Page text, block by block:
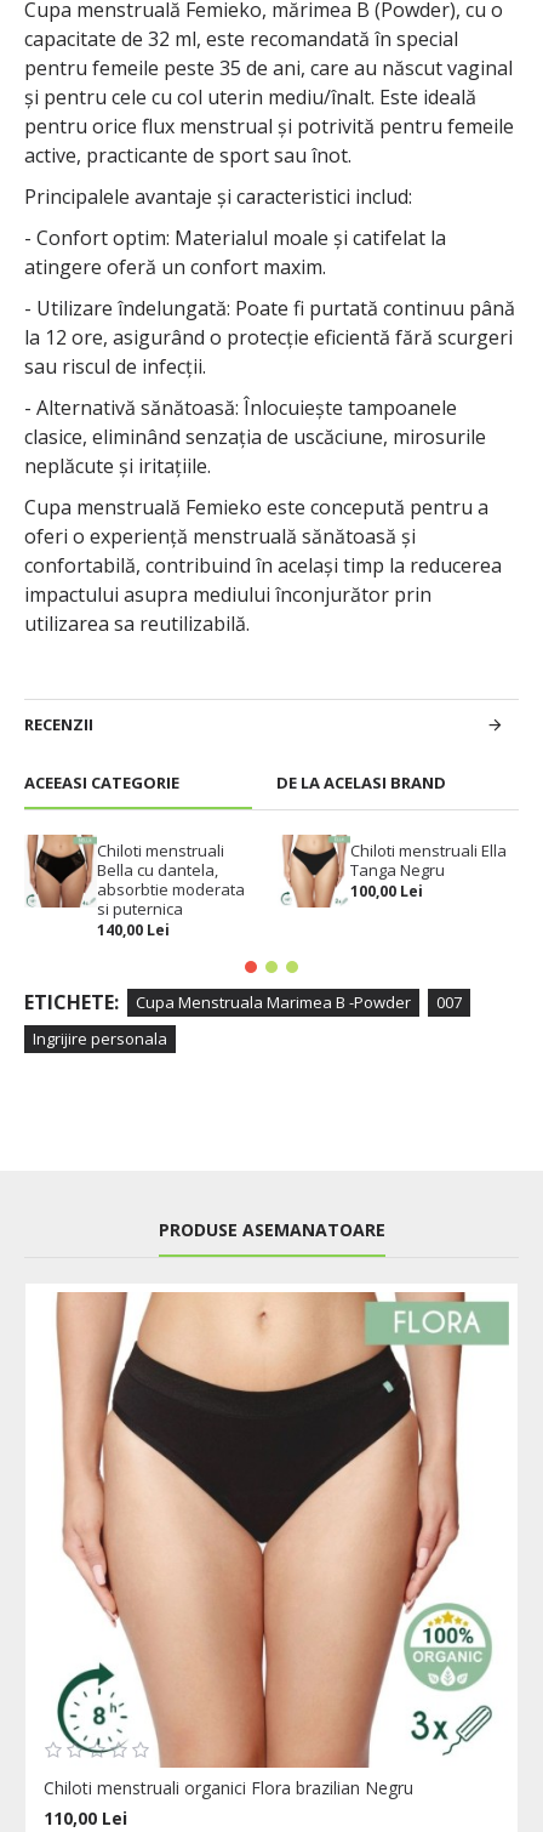
ACEEASI CATEGORIE DE LA ACELASI BRAND
Chiloti menstruali
Bella cu dantela,
absorbtie moderata
si puternica
140,00 Lei
Chiloti menstruali Ella
Tanga Negru
100,00 Lei
Cupa menstruală Femieko, mărimea B (Powder), cu o
capacitate de 32 ml, este recomandată în special
pentru femeile peste 35 de ani, care au născut vaginal
și pentru cele cu col uterin mediu/înalt. Este ideală
pentru orice flux menstrual și potrivită pentru femeile
active, practicante de sport sau înot.
Principalele avantaje și caracteristici includ:
- Confort optim: Materialul moale și catifelat la
atingere oferă un confort maxim.
- Utilizare îndelungată: Poate fi purtată continuu până
la 12 ore, asigurând o protecție eficientă fără scurgeri
sau riscul de infecții.
- Alternativă sănătoasă: Înlocuiește tampoanele
clasice, eliminând senzația de uscăciune, mirosurile
neplăcute și iritațiile.
Cupa menstruală Femieko este concepută pentru a
oferi o experiență menstruală sănătoasă și
confortabilă, contribuind în același timp la reducerea
impactului asupra mediului înconjurător prin
utilizarea sa reutilizabilă.
RECENZII
ETICHETE: Cupa Menstruala Marimea B -Powder
007
Ingrijire personala
PRODUSE ASEMANATOARE
Chiloti menstruali organici Flora brazilian Negru
110,00 Lei